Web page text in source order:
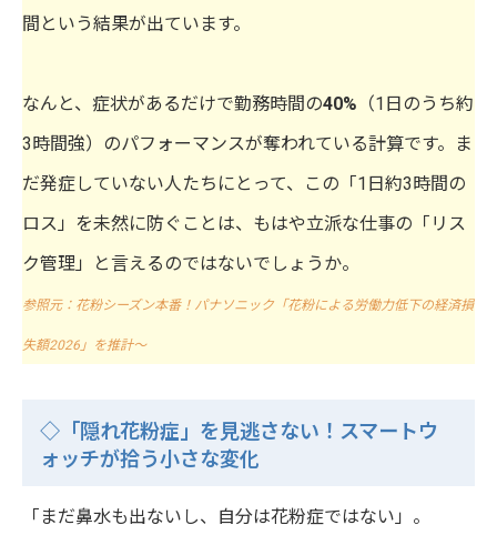
間という結果が出ています。
なんと、症状があるだけで勤務時間の40% （1日のうち約
3時間強）のパフォーマンスが奪われている計算です。ま
だ発症していない人たちにとって、この「1日約3時間の
ロス」を未然に防ぐことは、もはや立派な仕事の「リス
ク管理」と言えるのではないでしょうか。
参照元：花粉シーズン本番！パナソニック「花粉による労働力低下の経済損
失額2026」を推計〜
◇「隠れ花粉症」を見逃さない！スマートウ
ォッチが拾う小さな変化
「まだ鼻水も出ないし、自分は花粉症ではない」。